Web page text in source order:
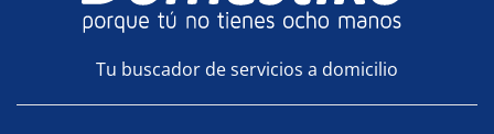
Tu buscador de servicios a domicilio